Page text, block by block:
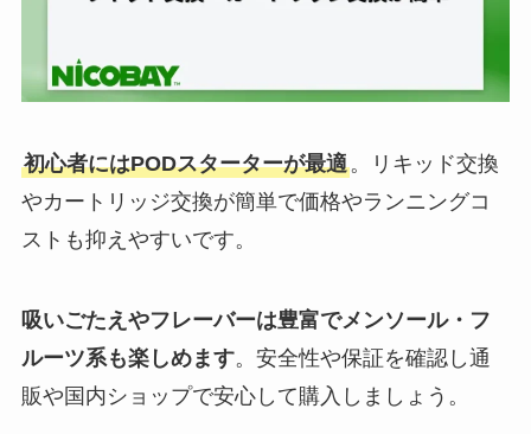
初心者にはPODスターターが最適。リキッド交換
やカートリッジ交換が簡単で価格やランニングコ
ストも抑えやすいです。
吸いごたえやフレーバーは豊富でメンソール・フ
ルーツ系も楽しめます。安全性や保証を確認し通
販や国内ショップで安心して購入しましょう。